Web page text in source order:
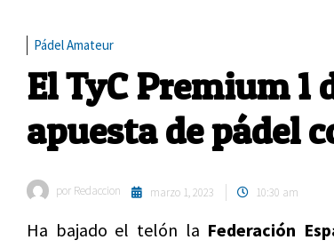
Pádel Amateur
El TyC Premium 1
apuesta de pádel
por Redaccion marzo 1, 2023 10:30 am
Ha bajado el telón la Federación